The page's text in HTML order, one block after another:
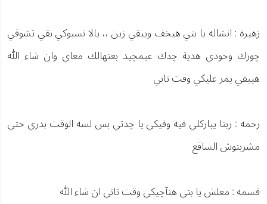
زهيرة : انشاله يا بتي هيخف ويبقي زين ،، يالا نسبوكي بقي تشوفي
چوزك وخودي هدية چدك عبمچيد بعتهالك معاي وان شاء الله
هيبقي يمر عليكي وقت تاني
رحمه : ربنا يباركلي فيه وفيكي يا چدتي بس لسه الوقت بدري حتي
مشربتوش الساقع
قسمه : معلش يا بتي هنآچيكي وقت تاني ان شاء الله